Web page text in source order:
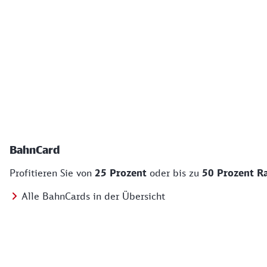
BahnCard
Profitieren Sie von 25 Prozent oder bis zu 50 Prozent
Alle BahnCards in der Übersicht